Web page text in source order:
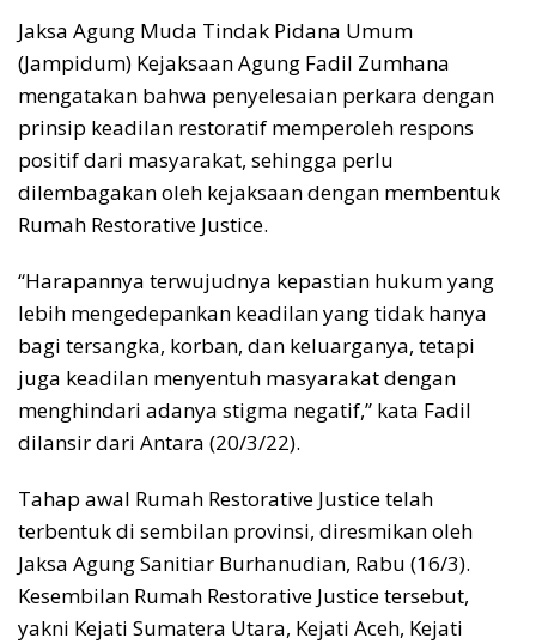
Jaksa Agung Muda Tindak Pidana Umum
(Jampidum) Kejaksaan Agung Fadil Zumhana
mengatakan bahwa penyelesaian perkara dengan
prinsip keadilan restoratif memperoleh respons
positif dari masyarakat, sehingga perlu
dilembagakan oleh kejaksaan dengan membentuk
Rumah Restorative Justice.
“Harapannya terwujudnya kepastian hukum yang
lebih mengedepankan keadilan yang tidak hanya
bagi tersangka, korban, dan keluarganya, tetapi
juga keadilan menyentuh masyarakat dengan
menghindari adanya stigma negatif,” kata Fadil
dilansir dari Antara (20/3/22).
Tahap awal Rumah Restorative Justice telah
terbentuk di sembilan provinsi, diresmikan oleh
Jaksa Agung Sanitiar Burhanudian, Rabu (16/3).
Kesembilan Rumah Restorative Justice tersebut,
yakni Kejati Sumatera Utara, Kejati Aceh, Kejati